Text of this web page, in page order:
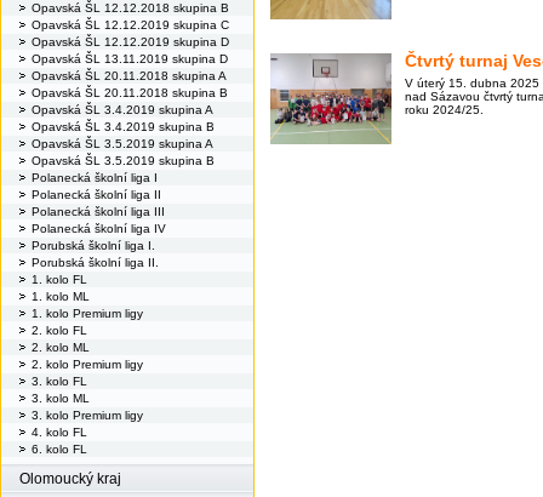
Opavská ŠL 12.12.2018 skupina B
Opavská ŠL 12.12.2019 skupina C
Opavská ŠL 12.12.2019 skupina D
Opavská ŠL 13.11.2019 skupina D
Opavská ŠL 20.11.2018 skupina A
Opavská ŠL 20.11.2018 skupina B
Opavská ŠL 3.4.2019 skupina A
Opavská ŠL 3.4.2019 skupina B
Opavská ŠL 3.5.2019 skupina A
Opavská ŠL 3.5.2019 skupina B
Polanecká školní liga I
Polanecká školní liga II
Polanecká školní liga III
Polanecká školní liga IV
Porubská školní liga I.
Porubská školní liga II.
1. kolo FL
1. kolo ML
1. kolo Premium ligy
2. kolo FL
2. kolo ML
2. kolo Premium ligy
3. kolo FL
3. kolo ML
3. kolo Premium ligy
4. kolo FL
6. kolo FL
Olomoucký kraj
Čtvrtý turnaj
V úterý 15. dubna 2025
nad Sázavou čtvrtý
roku 2024/25.